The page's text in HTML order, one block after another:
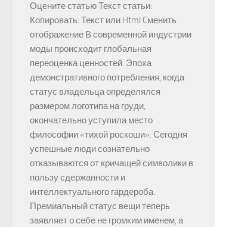
Оцените статью Текст статьи:
Копировать: Текст или Html Cменить
отображение В современной индустрии
моды происходит глобальная
переоценка ценностей. Эпоха
демонстративного потребления, когда
статус владельца определялся
размером логотипа на груди,
окончательно уступила место
философии «тихой роскоши». Сегодня
успешные люди сознательно
отказываются от кричащей символики в
пользу сдержанности и
интеллектуального гардероба.
Премиальный статус вещи теперь
заявляет о себе не громким именем, а